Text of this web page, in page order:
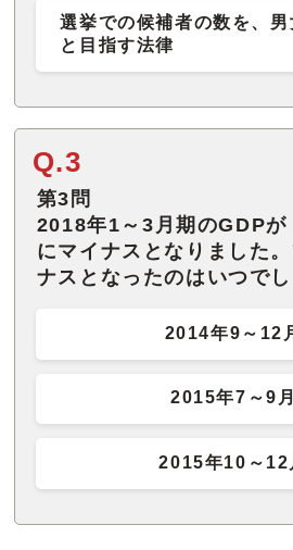
選挙での候補者の数を、男
と目指す法律
Q.3
第3問
2018年1～3月期のGDPが
にマイナスとなりました
ナスとなったのはいつでし
2014年9～12
2015年7～9
2015年10～12